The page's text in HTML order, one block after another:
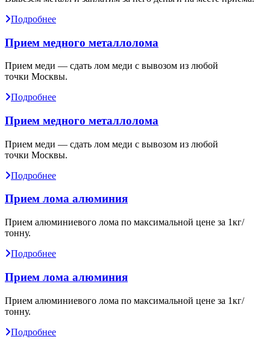
Подробнее
Прием медного металлолома
Прием меди — сдать лом меди с вывозом из любой
точки Москвы.
Подробнее
Прием медного металлолома
Прием меди — сдать лом меди с вывозом из любой
точки Москвы.
Подробнее
Прием лома алюминия
Прием алюминиевого лома по максимальной цене за 1кг/
тонну.
Подробнее
Прием лома алюминия
Прием алюминиевого лома по максимальной цене за 1кг/
тонну.
Подробнее